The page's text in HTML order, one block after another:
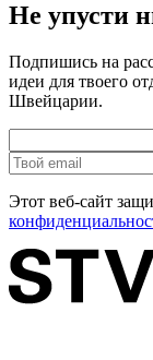
Не упусти
Подпишись на
идеи для твоего
Швейцарии.
Этот веб-сайт